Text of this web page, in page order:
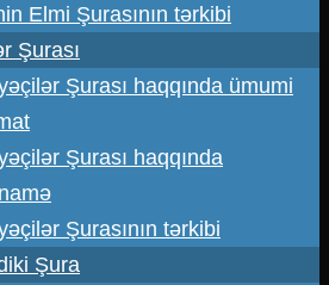
Elmi Şurasının tərkibi
Şurası
Şurası haqqında ümumi
Şurası haqqında
Şurasının tərkibi
Şura